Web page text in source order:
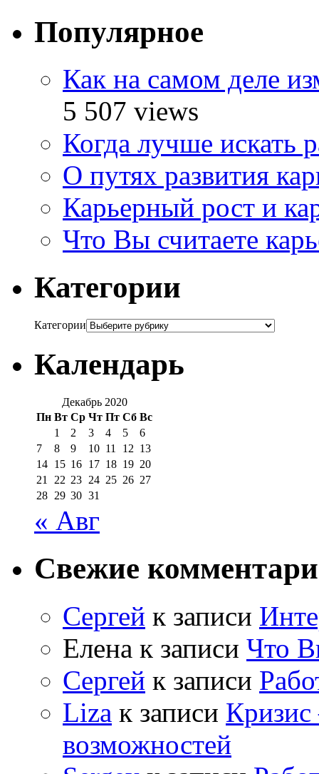
Популярное
Как на самом деле
5 507 views
Когда лучше искать
О путях развития
Карьерный рост и
Что Вы считаете
Категории
Категории
Календарь
Декабрь 2020
Пн Вт Ср Чт Пт Сб Вс
1
2 3 4 5
6
7
8 9 10 11 12 13
14 15 16 17 18 19 20
21
22 23 24 25 26 27
28 29 30 31
« Авг
Свежие
Сергей к записи
Елена к записи Что
Сергей к записи
Liza к записи
возможностей